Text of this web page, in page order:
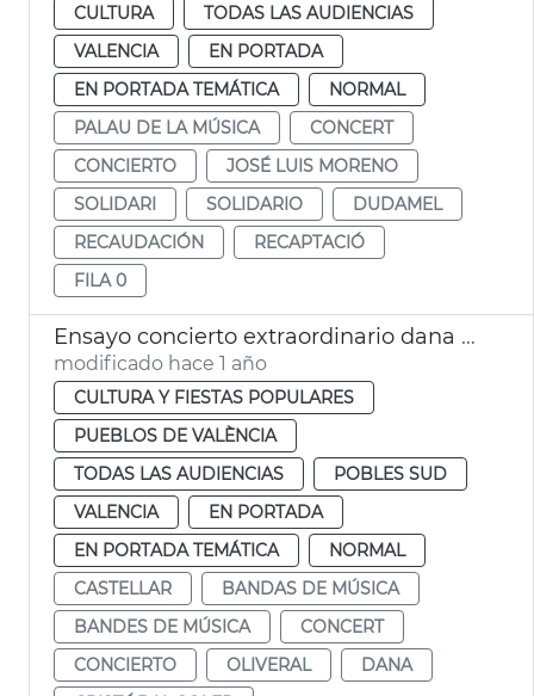
CULTURA
TODAS LAS AUDIENCIAS
VALENCIA
EN PORTADA
EN PORTADA TEMÁTICA
NORMAL
PALAU DE LA MÚSICA
CONCERT
CONCIERTO
JOSÉ LUIS MORENO
SOLIDARI
SOLIDARIO
DUDAMEL
RECAUDACIÓN
RECAPTACIÓ
FILA 0
Ensayo concierto extraordinario dana València Castellar-l'Oliveral
modificado hace 1 año
CULTURA Y FIESTAS POPULARES
PUEBLOS DE VALÈNCIA
TODAS LAS AUDIENCIAS
POBLES SUD
VALENCIA
EN PORTADA
EN PORTADA TEMÁTICA
NORMAL
CASTELLAR
BANDAS DE MÚSICA
BANDES DE MÚSICA
CONCERT
CONCIERTO
OLIVERAL
DANA